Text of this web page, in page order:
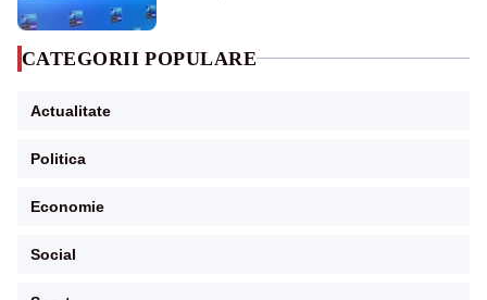
CATEGORII POPULARE
Actualitate
Politica
Economie
Social